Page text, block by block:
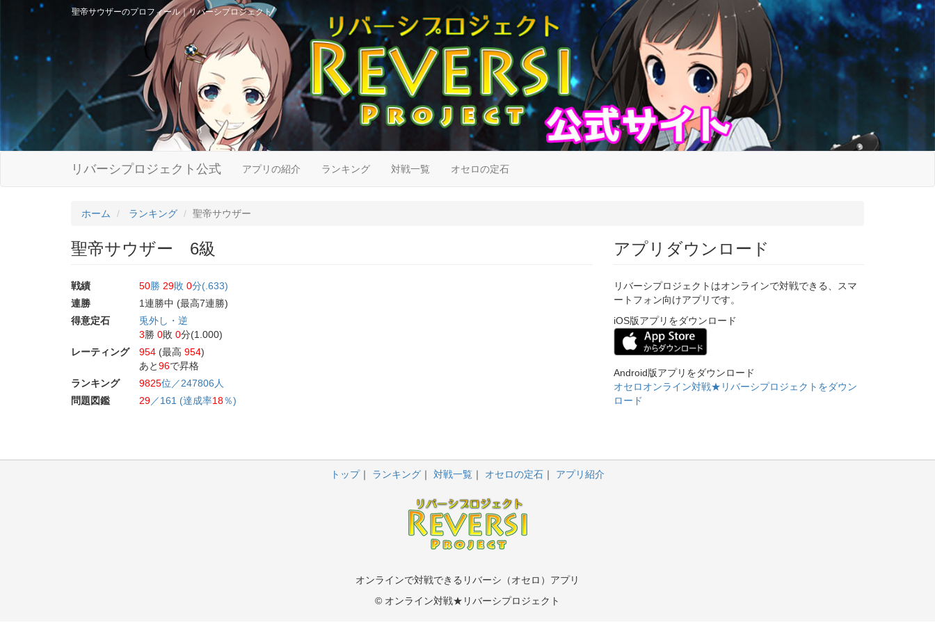
聖帝サウザーのプロフィール｜リバーシプロジェクト
リバーシプロジェクト公式 アプリの紹介 ランキング 対戦一覧 オセロの定石
ホーム ランキング 聖帝サウザー
聖帝サウザー 6級
戦績 50勝 29敗 0分(.633)
連勝
1連勝中 (最高7連勝)
得意定石
兎外し・逆
3勝 0敗 0分(1.000)
レーティング
954 (最高 954)
あと96で昇格
ランキング
9825位／247806人
問題図鑑
29／161 (達成率18％)
アプリダウンロード
リバーシプロジェクトはオンラインで対戦できる、スマ
ートフォン向けアプリです。
iOS版アプリをダウンロード
Android版アプリをダウンロード
オセロオンライン対戦★リバーシプロジェクトをダウン
ロード
トップ ランキング 対戦一覧 オセロの定石 アプリ紹介
オンラインで対戦できるリバーシ（オセロ）アプリ
© オンライン対戦★リバーシプロジェクト